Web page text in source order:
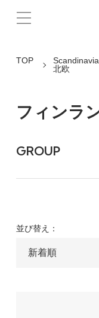
TOP
Scandinavia
北欧
フィンラ
GROUP
並び替え：